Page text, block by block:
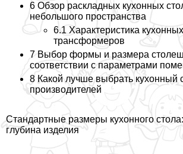
6 Обзор раскладных кухонных
небольшого прострaнcтва
6.1 Хаpaктеристика
трaнcформеров
7 Выбор формы и размера
соответствии с параметрами
8 Какой лучше выбрать кухонный
производителей
Стандартные размеры кухонного
глубина изделия